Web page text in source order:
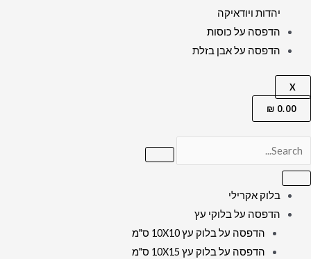
יהדות ויודאיקה
הדפסה על כוסות
הדפסה על אבן בזלת
X
0.00
₪
בלוק אקרילי
הדפסה על בלוקי עץ
הדפסה על בלוק עץ 10X10 ס"מ
הדפסה על בלוק עץ 10X15 ס"מ